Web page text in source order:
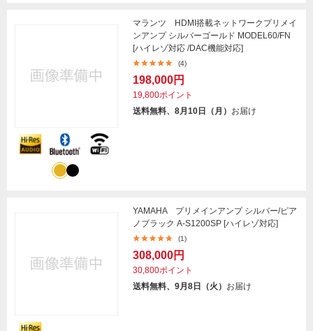
マランツ HDMI搭載ネットワークプリメイ
ンアンプ シルバーゴールド MODEL60/FN
[ハイレゾ対応 /DAC機能対応]
(4)
198,000円
19,800ポイント
送料無料、8月10日（月） お届け
YAMAHA プリメインアンプ シルバー/ピア
ノブラック A-S1200SP [ハイレゾ対応]
(1)
308,000円
30,800ポイント
送料無料、9月8日（火） お届け